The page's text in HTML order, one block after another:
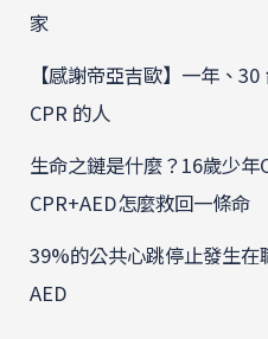
家
【感謝帝亞吉歐】一年、
CPR 的人
生命之鏈是什麼？16歲少年
CPR+AED怎麼救回一條命
39%的公共心跳停止發生
AED